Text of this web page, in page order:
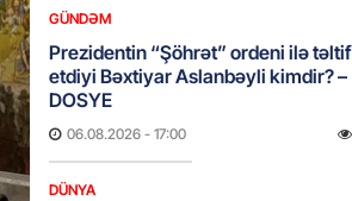
GÜNDƏM
Prezidentin “Şöhrət” ordeni ilə təltif
etdiyi Bəxtiyar Aslanbəyli kimdir? –
DOSYE
06.08.2026 - 17:00
DÜNYA